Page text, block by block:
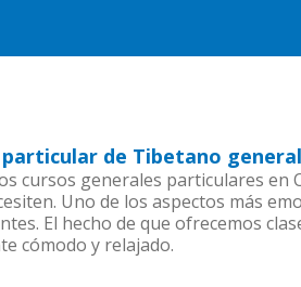
particular de Tibetano
cursos generales particulares en
Uno de los aspectos más
El hecho de que ofrecemos
cómodo y relajado.